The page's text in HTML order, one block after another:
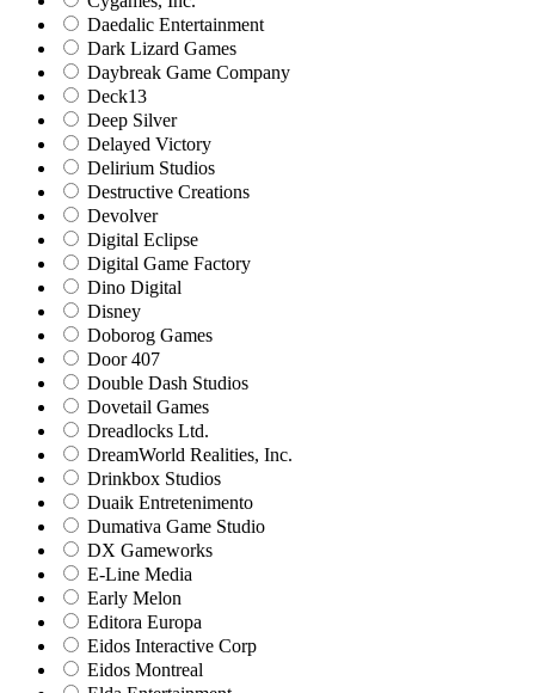
Daedalic Entertainment
Dark Lizard Games
Daybreak Game Company
Deck13
Deep Silver
Delayed Victory
Delirium Studios
Destructive Creations
Devolver
Digital Eclipse
Digital Game Factory
Dino Digital
Disney
Doborog Games
Door 407
Double Dash Studios
Dovetail Games
Dreadlocks Ltd.
DreamWorld Realities, Inc.
Drinkbox Studios
Duaik Entretenimento
Dumativa Game Studio
DX Gameworks
E-Line Media
Early Melon
Editora Europa
Eidos Interactive Corp
Eidos Montreal